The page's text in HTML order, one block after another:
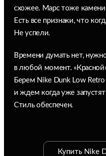
схожее. Марс тоже
Есть все признаки, что
Не успели.
Времени думать нет,
в любой момент.
Берем Nike Dunk Low Retro
и ждем когда уже
Стиль обеспечен.
Купить Nike